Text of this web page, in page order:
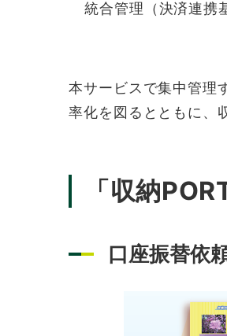
統合管理（決済連携
本サービスで集中管理
率化を図るとともに、
「収納
口座振替依